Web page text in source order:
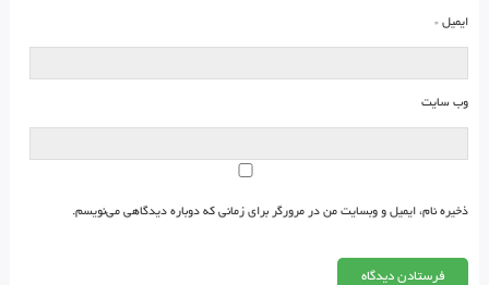
ایمیل *
وب‌ سایت
ذخیره نام، ایمیل و وبسایت من در مرورگر برای زمانی که دوباره دیدگاهی می‌نویسم.